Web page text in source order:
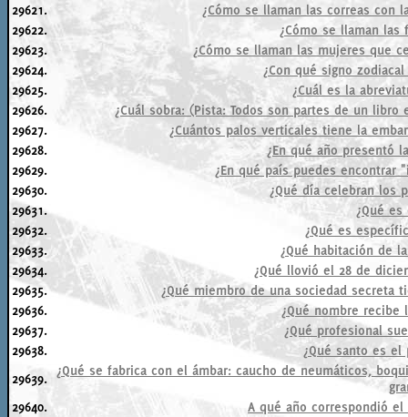
29621.
¿Cómo se llaman las correas con
29622.
¿Cómo se llaman las
29623.
¿Cómo se llaman las mujeres que
29624.
¿Con qué signo
29625.
¿Cuál es la
29626.
¿Cuál sobra: (Pista: Todos son partes de un
29627.
¿Cuántos palos verticales tiene la
29628.
¿En qué año presentó
29629.
¿En qué país puedes encontrar
29630.
¿Qué día celebran los
29631.
¿Qué
29632.
¿Qué es
29633.
¿Qué habitación de
29634.
¿Qué llovió el 28 de
29635.
¿Qué miembro de una sociedad secreta
29636.
¿Qué nombre recibe
29637.
¿Qué profesional
29638.
¿Qué santo es el
29639.
¿Qué se fabrica con el ámbar: caucho de neumáticos,
29640.
A qué año correspondió